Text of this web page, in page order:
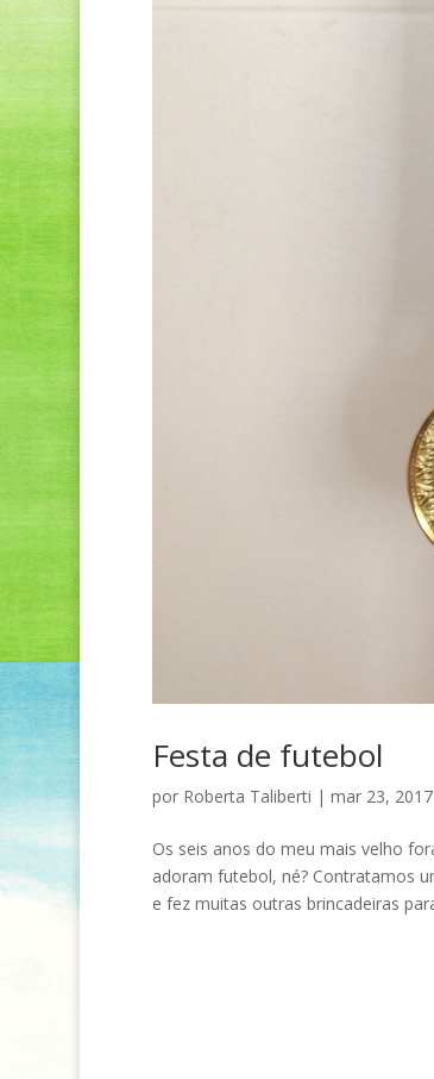
Festa de futebol
por Roberta Taliberti | mar 23, 2017
Os seis anos do meu mais velho
adoram futebol, né? Contratamos
e fez muitas outras brincadeiras